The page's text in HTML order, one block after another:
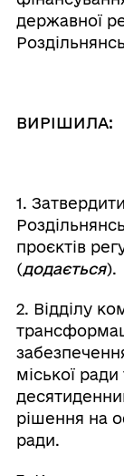
державної
ВИРІШИЛА:
1.
проєктів
(додається).
2. Відділу
міської ради
рішення на
ради.